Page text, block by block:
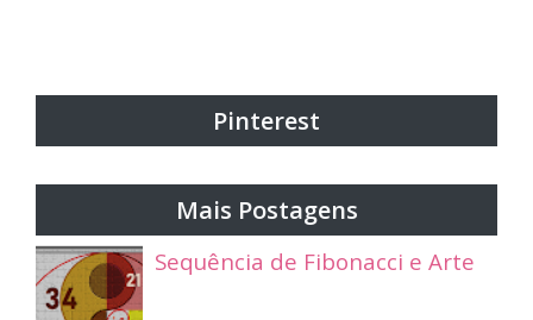
Pinterest
Mais Postagens
Sequência de Fibonacci e Arte